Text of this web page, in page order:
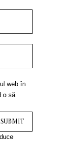
web în
o să